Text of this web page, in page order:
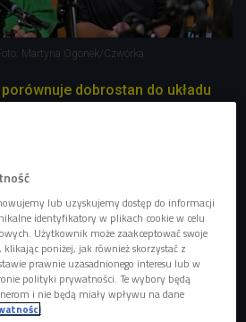
Martyna Ogonek/Czwórka
dobrostan do układu
organizmu. Zwraca
ale przede wszystkim ten
dobrostanu Polek i
dla Benefit Systems poziom
wypada średnio.
że poziom naszego dobrostanu
nie różni się on w zależności
są pewne niuanse.
lub uzyskujemy dostęp do informacji
identyfikatory w plikach cookie w celu
Użytkownik może zaakceptować swoje
poniżej, jak również skorzystać z
prawnie uzasadnionego interesu lub w
polityki prywatności. Te wybory będą
i nie będą miały wpływu na dane